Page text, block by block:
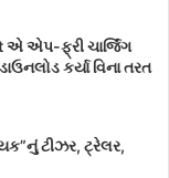
એ એપ-ફ્રી ચાર્જિંગ
કર્યા વિના તરત
ટીઝર, ટ્રેલર,